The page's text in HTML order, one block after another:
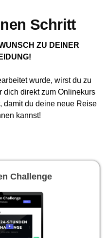
Schritt
ZU DEINER
wurde, wirst du zu
dich direkt zum Onlinekurs
damit du deine neue Reise
kannst!
Challenge